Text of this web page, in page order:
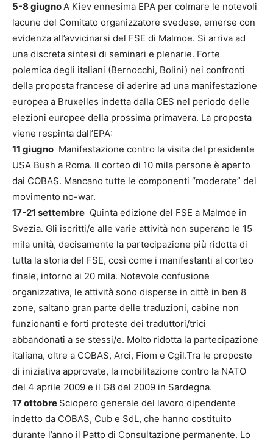
5-8 giugnoA Kiev ennesima EPA per colmare le notevoli
lacune del Comitato organizzatore svedese, emerse con
evidenza all’avvicinarsi del FSE di Malmoe. Si arriva ad
una discreta sintesi di seminari e plenarie. Forte
polemica degli italiani (Bernocchi, Bolini) nei confronti
della proposta francese di aderire ad una manifestazione
europea a Bruxelles indetta dalla CES nel periodo delle
elezioni europee della prossima primavera. La proposta
viene respinta dall’EPA:
11 giugno Manifestazione contro la visita del presidente
USA Bush a Roma. Il corteo di 10 mila persone è aperto
dai COBAS. Mancano tutte le componenti “moderate” del
movimento no-war.
17-21 settembre Quinta edizione del FSE a Malmoe in
Svezia. Gli iscritti/e alle varie attività non superano le 15
mila unità, decisamente la partecipazione più ridotta di
tutta la storia del FSE, così come i manifestanti al corteo
finale, intorno ai 20 mila. Notevole confusione
organizzativa, le attività sono disperse in cittè in ben 8
zone, saltano gran parte delle traduzioni, cabine non
funzionanti e forti proteste dei traduttori/trici
abbandonati a se stessi/e. Molto ridotta la partecipazione
italiana, oltre a COBAS, Arci, Fiom e Cgil.Tra le proposte
di iniziativa approvate, la mobilitazione contro la NATO
del 4 aprile 2009 e il G8 del 2009 in Sardegna.
17 ottobre Sciopero generale del lavoro dipendente
indetto da COBAS, Cub e SdL, che hanno costituito
durante l’anno il Patto di Consultazione permanente. Lo